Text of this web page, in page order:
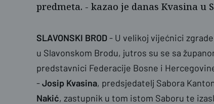
predmeta. - kazao je danas Kvasina u
SLAVONSKI BROD- U velikoj vijećnici
u Slavonskom Brodu, jutros su se sa
predstavnici Federacije Bosne i
-Josip Kvasina, predsjedatelj Sabora
Nakić, zastupnik u tom istom Saboru te